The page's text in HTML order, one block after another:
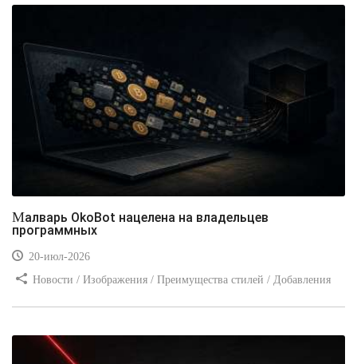
Малварь OkoBot нацелена на владельцев
программных
20-июл-2026
Новости / Изображения / Преимущества стилей / Добавления